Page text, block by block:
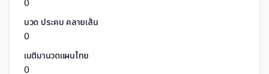
นวด ประคบ คลายเส้น
0
เนติมานวดแผนไทย
0